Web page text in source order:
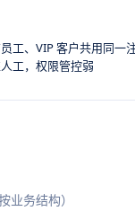
工、VIP 客户共用同一
工，权限管控弱
业务结构）